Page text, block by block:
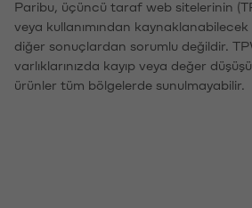
Paribu, üçüncü taraf web sitelerinin
veya kullanımından kaynaklanabilecek
diğer sonuçlardan sorumlu değildir.
varlıklarınızda kayıp veya değer
ürünler tüm bölgelerde sunulmayabilir.